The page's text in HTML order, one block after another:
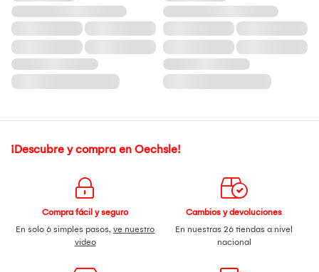
¡Descubre y compra en Oechsle!
Compra fácil y seguro
En solo 6 simples pasos, ve nuestro
video
Cambios y devoluciones
En nuestras 26 tiendas a nivel
nacional